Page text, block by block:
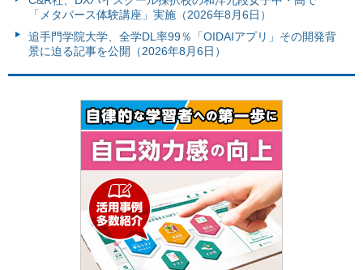
「メタバース体験講座」実施（2026年8月6日）
追手門学院大学、全学DL率99％「OIDAIアプリ」その開発背
景に迫る記事を公開（2026年8月6日）